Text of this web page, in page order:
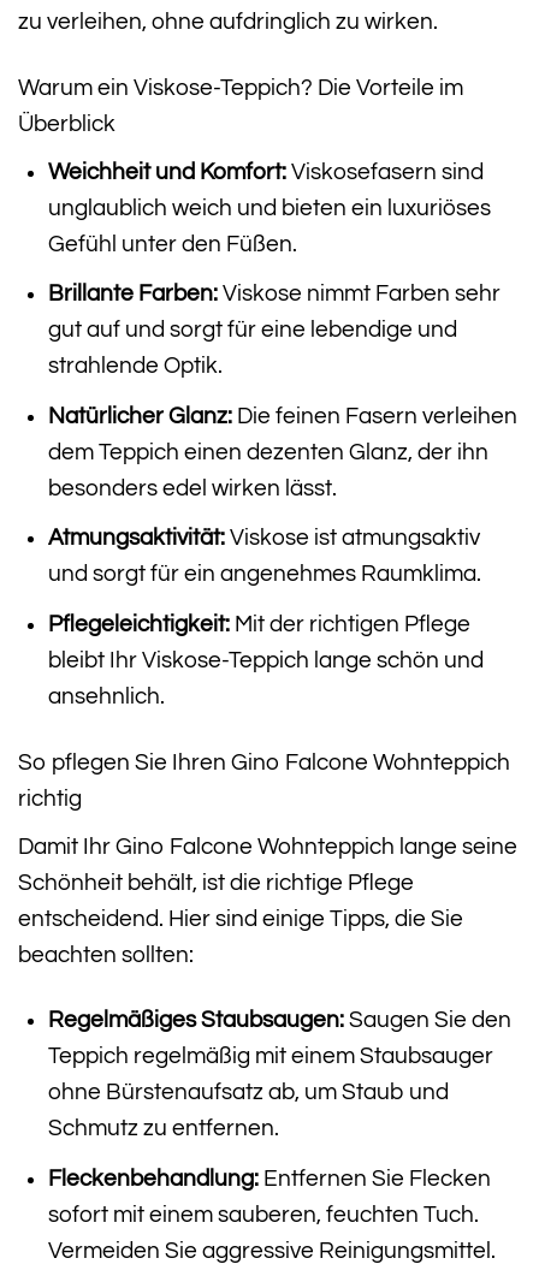
zu verleihen, ohne aufdringlich zu wirken.
Warum ein Viskose-Teppich? Die Vorteile im
Überblick
Weichheit und Komfort:Viskosefasern sind
unglaublich weich und bieten ein luxuriöses
Gefühl unter den Füßen.
Brillante Farben:Viskose nimmt Farben sehr
gut auf und sorgt für eine lebendige und
strahlende Optik.
Natürlicher Glanz:Die feinen Fasern verleihen
dem Teppich einen dezenten Glanz, der ihn
besonders edel wirken lässt.
Atmungsaktivität:Viskose ist atmungsaktiv
und sorgt für ein angenehmes Raumklima.
Pflegeleichtigkeit:Mit der richtigen Pflege
bleibt Ihr Viskose-Teppich lange schön und
ansehnlich.
So pflegen Sie Ihren Gino Falcone Wohnteppich
richtig
Damit Ihr Gino Falcone Wohnteppich lange seine
Schönheit behält, ist die richtige Pflege
entscheidend. Hier sind einige Tipps, die Sie
beachten sollten:
Regelmäßiges Staubsaugen:Saugen Sie den
Teppich regelmäßig mit einem Staubsauger
ohne Bürstenaufsatz ab, um Staub und
Schmutz zu entfernen.
Fleckenbehandlung:Entfernen Sie Flecken
sofort mit einem sauberen, feuchten Tuch.
Vermeiden Sie aggressive Reinigungsmittel.